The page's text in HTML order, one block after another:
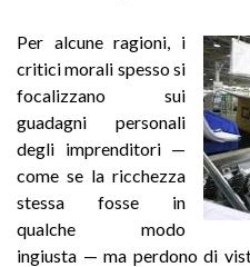
Per alcune ragioni, i
critici morali spesso si
focalizzano sui
guadagni personali
degli imprenditori —
come se la ricchezza
stessa fosse in
qualche modo
ingiusta — ma perdono di